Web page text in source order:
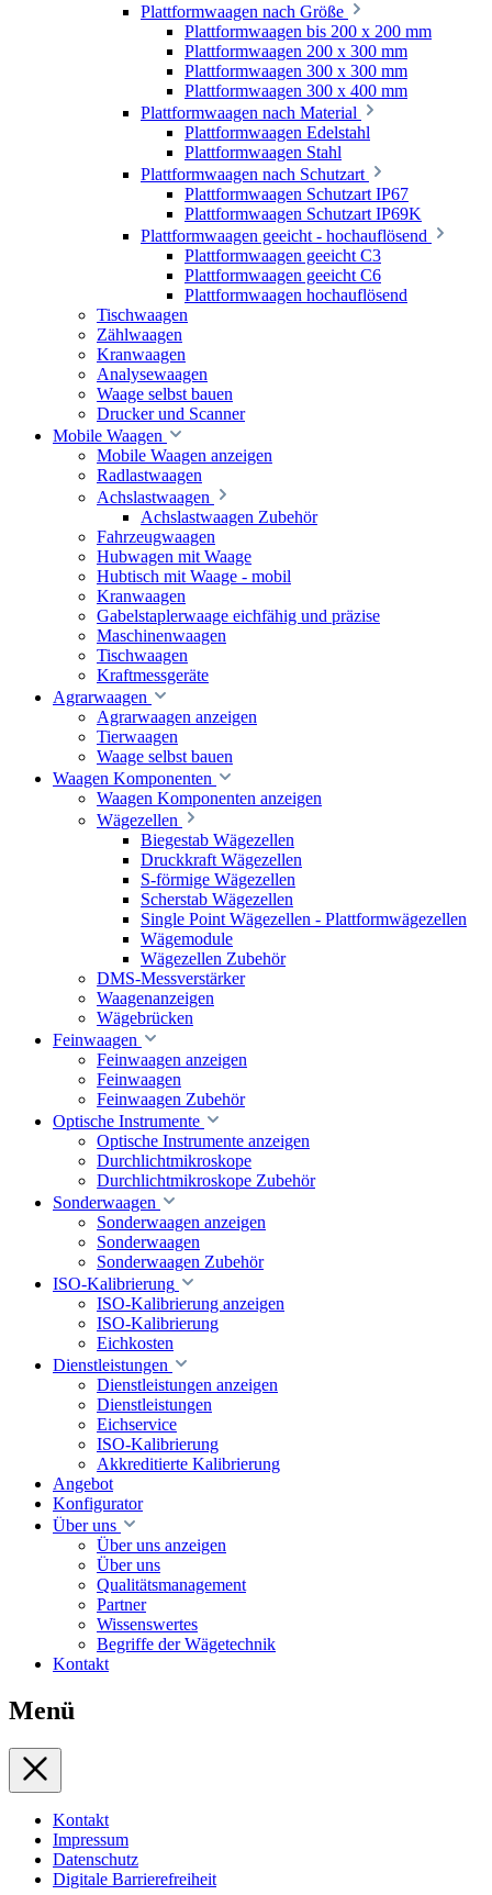
Plattformwaagen nach Größe
Plattformwaagen bis 200 x 200 mm
Plattformwaagen 200 x 300 mm
Plattformwaagen 300 x 300 mm
Plattformwaagen 300 x 400 mm
Plattformwaagen nach Material
Plattformwaagen Edelstahl
Plattformwaagen Stahl
Plattformwaagen nach Schutzart
Plattformwaagen Schutzart IP67
Plattformwaagen Schutzart IP69K
Plattformwaagen geeicht - hochauflösend
Plattformwaagen geeicht C3
Plattformwaagen geeicht C6
Plattformwaagen hochauflösend
Tischwaagen
Zählwaagen
Kranwaagen
Analysewaagen
Waage selbst bauen
Drucker und Scanner
Mobile Waagen
Mobile Waagen anzeigen
Radlastwaagen
Achslastwaagen
Achslastwaagen Zubehör
Fahrzeugwaagen
Hubwagen mit Waage
Hubtisch mit Waage - mobil
Kranwaagen
Gabelstaplerwaage eichfähig und präzise
Maschinenwaagen
Tischwaagen
Kraftmessgeräte
Agrarwaagen
Agrarwaagen anzeigen
Tierwaagen
Waage selbst bauen
Waagen Komponenten
Waagen Komponenten anzeigen
Wägezellen
Biegestab Wägezellen
Druckkraft Wägezellen
S-förmige Wägezellen
Scherstab Wägezellen
Single Point Wägezellen - Plattformwägezellen
Wägemodule
Wägezellen Zubehör
DMS-Messverstärker
Waagenanzeigen
Wägebrücken
Feinwaagen
Feinwaagen anzeigen
Feinwaagen
Feinwaagen Zubehör
Optische Instrumente
Optische Instrumente anzeigen
Durchlichtmikroskope
Durchlichtmikroskope Zubehör
Sonderwaagen
Sonderwaagen anzeigen
Sonderwaagen
Sonderwaagen Zubehör
ISO-Kalibrierung
ISO-Kalibrierung anzeigen
ISO-Kalibrierung
Eichkosten
Dienstleistungen
Dienstleistungen anzeigen
Dienstleistungen
Eichservice
ISO-Kalibrierung
Akkreditierte Kalibrierung
Angebot
Konfigurator
Über uns
Über uns anzeigen
Über uns
Qualitätsmanagement
Partner
Wissenswertes
Begriffe der Wägetechnik
Kontakt
Menü
Kontakt
Impressum
Datenschutz
Digitale Barrierefreiheit